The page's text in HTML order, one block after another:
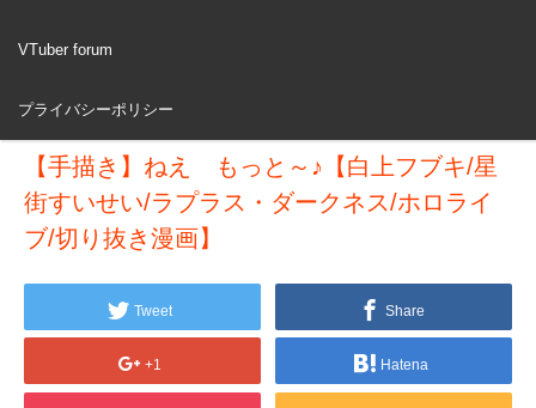
VTuber forum
プライバシーポリシー
【手描き】ねえ もっと～♪【白上フブキ/星
街すいせい/ラプラス・ダークネス/ホロライ
ブ/切り抜き漫画】
Tweet Share
+1 Hatena